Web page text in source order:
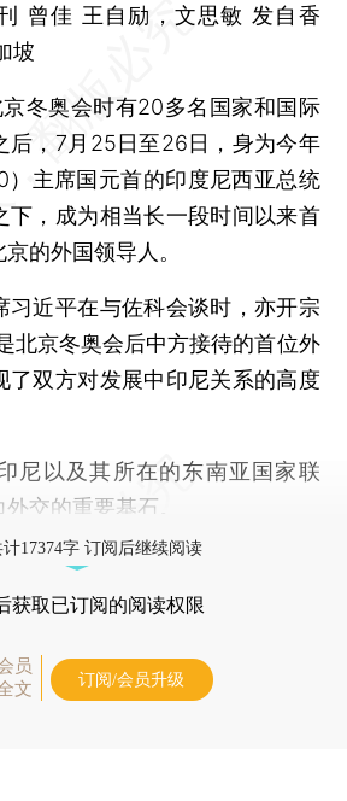
曾佳 王自励，文思敏 发自香
坡
奥会时有20多名国家和国际
后，7月25日至26日，身为今年
）主席国元首的印度尼西亚总统
下，成为相当长一段时间以来首
的外国领导人。
近平在与佐科会谈时，亦开宗
北京冬奥会后中方接待的首位外
了双方对发展中印尼关系的高度
以及其所在的东南亚国家联
交的重要基石。
17374字 订阅后继续阅读
获取已订阅的阅读权限
员
文
订阅/会员升级